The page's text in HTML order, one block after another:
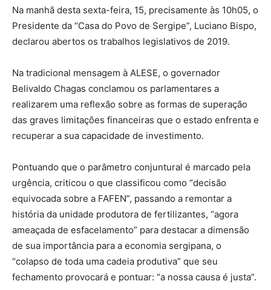
Na manhã desta sexta-feira, 15, precisamente às 10h05, o
Presidente da “Casa do Povo de Sergipe”, Luciano Bispo,
declarou abertos os trabalhos legislativos de 2019.
Na tradicional mensagem à ALESE, o governador
Belivaldo Chagas conclamou os parlamentares a
realizarem uma reflexão sobre as formas de superação
das graves limitações financeiras que o estado enfrenta e
recuperar a sua capacidade de investimento.
Pontuando que o parâmetro conjuntural é marcado pela
urgência, criticou o que classificou como “decisão
equivocada sobre a FAFEN”, passando a remontar a
história da unidade produtora de fertilizantes, “agora
ameaçada de esfacelamento” para destacar a dimensão
de sua importância para a economia sergipana, o
“colapso de toda uma cadeia produtiva” que seu
fechamento provocará e pontuar: “a nossa causa é justa”.